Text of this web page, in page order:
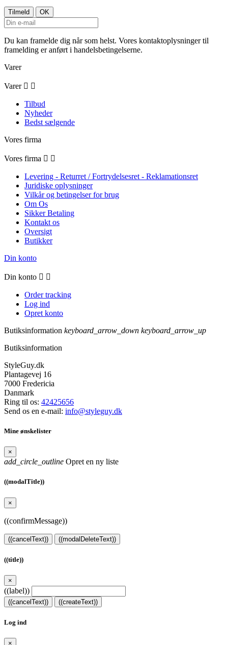
Du kan framelde dig når som helst. Vores kontaktoplysninger til
framelding er anført i handelsbetingelserne.
Varer
Varer  
Tilbud
Nyheder
Bedst sælgende
Vores firma
Vores firma  
Levering - Returret / Fortrydelsesret - Reklamationsret
Juridiske oplysninger
Vilkår og betingelser for brug
Om Os
Sikker Betaling
Kontakt os
Oversigt
Butikker
Din konto
Din konto  
Order tracking
Log ind
Opret konto
Butiksinformation keyboard_arrow_down keyboard_arrow_up
Butiksinformation
StyleGuy.dk
Plantagevej 16
7000 Fredericia
Danmark
Ring til os: 42425656
Send os en e-mail: info@styleguy.dk
Mine ønskelister
×
add_circle_outline Opret en ny liste
((modalTitle))
×
((confirmMessage))
((cancelText)) ((modalDeleteText))
((title))
×
((label))
((cancelText)) ((createText))
Log ind
×